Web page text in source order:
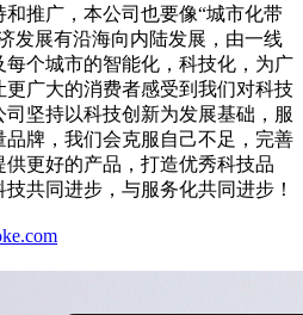
推广，本公司也要像“城市化带
发展有沿海向内陆发展，由一线
个城市的智能化，科技化，为广
广大的消费者感受到我们对科技
坚持以科技创新为发展基础，服
牌，我们会克服自己不足，完善
更好的产品，打造优秀科技品
共同进步，与服务化共同进步！